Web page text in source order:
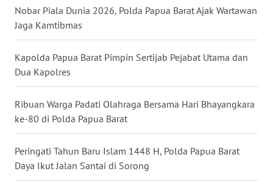
Nobar Piala Dunia 2026, Polda Papua Barat Ajak Wartawan
Jaga Kamtibmas
Kapolda Papua Barat Pimpin Sertijab Pejabat Utama dan
Dua Kapolres
Ribuan Warga Padati Olahraga Bersama Hari Bhayangkara
ke-80 di Polda Papua Barat
Peringati Tahun Baru Islam 1448 H, Polda Papua Barat
Daya Ikut Jalan Santai di Sorong
MALUKU
WN
MALUT
WN
DAIRI
WN
DANAU
TOBA